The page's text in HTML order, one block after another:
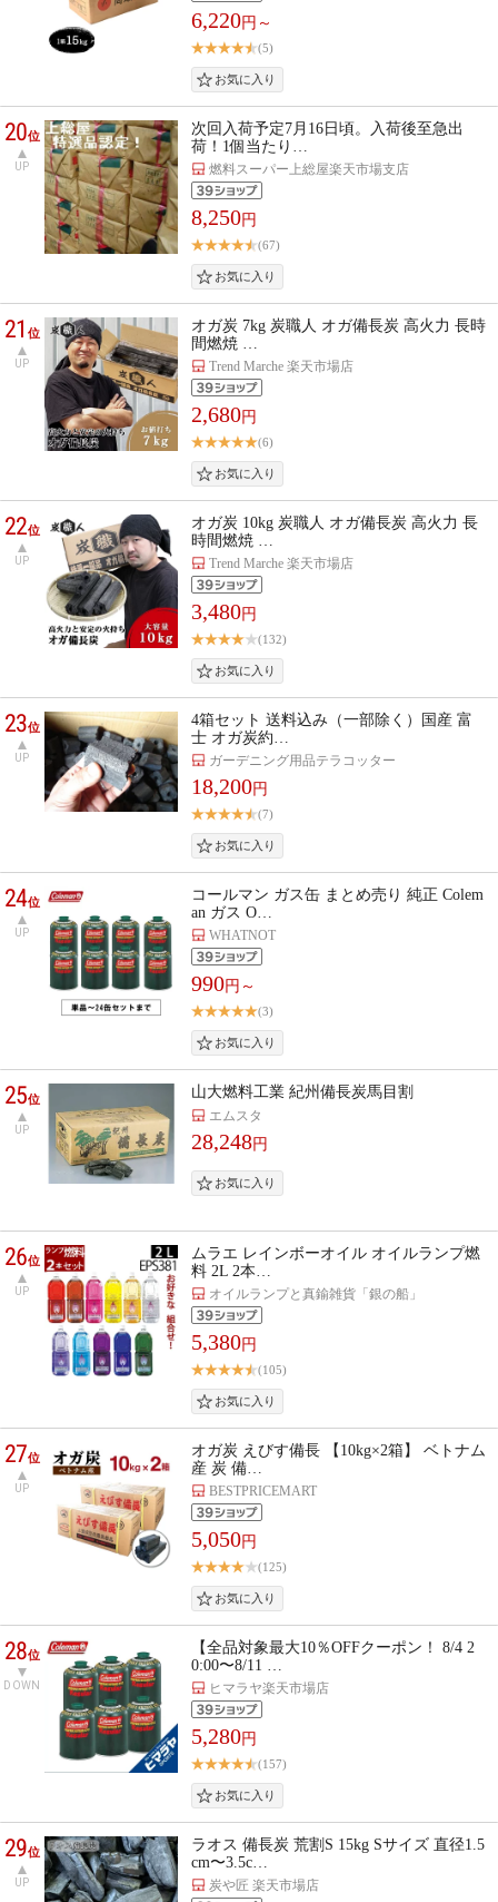
6,220円～
(5)
20位
UP
次回入荷予定7月16日頃。入荷後至急出
荷！1個当たり…
燃料スーパー上総屋楽天市場支店
8,250円
(67)
21位
UP
オガ炭 7kg 炭職人 オガ備長炭 高火力 長時
間燃焼 …
Trend Marche 楽天市場店
2,680円
(6)
22位
UP
オガ炭 10kg 炭職人 オガ備長炭 高火力 長
時間燃焼 …
Trend Marche 楽天市場店
3,480円
(132)
23位
UP
4箱セット 送料込み（一部除く）国産 富
士 オガ炭約…
ガーデニング用品テラコッター
18,200円
(7)
24位
UP
コールマン ガス缶 まとめ売り 純正 Colem
an ガス O…
WHATNOT
990円～
(3)
25位
UP
山大燃料工業 紀州備長炭馬目割
エムスタ
28,248円
26位
UP
ムラエ レインボーオイル オイルランプ燃
料 2L 2本…
オイルランプと真鍮雑貨「銀の船」
5,380円
(105)
27位
UP
オガ炭 えびす備長 【10kg×2箱】 ベトナム
産 炭 備…
BESTPRICEMART
5,050円
(125)
28位
DOWN
【全品対象最大10％OFFクーポン！ 8/4 2
0:00〜8/11 …
ヒマラヤ楽天市場店
5,280円
(157)
29位
UP
ラオス 備長炭 荒割S 15kg Sサイズ 直径1.5
cm〜3.5c…
炭や匠 楽天市場店